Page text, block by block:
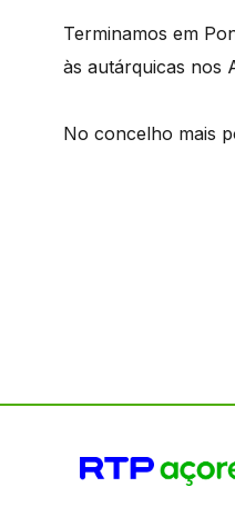
Terminamos em
às autárquicas nos
No concelho mais